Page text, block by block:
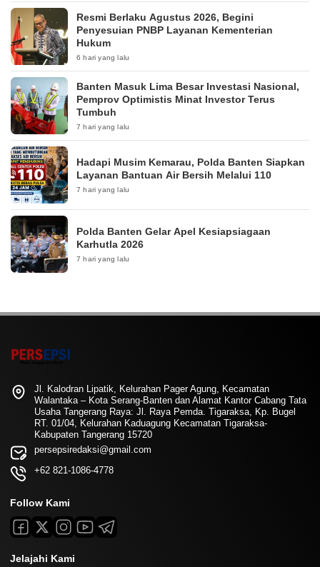
Resmi Berlaku Agustus 2026, Begini
Penyesuian PNBP Layanan Kementerian
Hukum
6 hari yang lalu
Banten Masuk Lima Besar Investasi Nasional,
Pemprov Optimistis Minat Investor Terus
Tumbuh
7 hari yang lalu
Hadapi Musim Kemarau, Polda Banten Siapkan
Layanan Bantuan Air Bersih Melalui 110
7 hari yang lalu
Polda Banten Gelar Apel Kesiapsiagaan
Karhutla 2026
7 hari yang lalu
Jl. Kalodran Lipatik, Kelurahan Pager Agung, Kecamatan
Walantaka – Kota Serang-Banten dan Alamat Kantor Cabang Tata
Usaha Tangerang Raya: Jl. Raya Pemda. Tigaraksa, Kp. Bugel
RT. 01/04, Kelurahan Kaduagung Kecamatan Tigaraksa-
Kabupaten Tangerang 15720
persepsiredaksi@gmail.com
+62 821-1086-4778
Follow Kami
Jelajahi Kami